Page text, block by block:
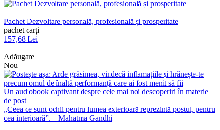
Pachet Dezvoltare personală, profesională și prosperitate
pachet carți
157,68 Lei
Adăugare
Nou
Un audiobook captivant despre cele mai noi descoperiri în materie
de post
„Ceea ce sunt ochii pentru lumea exterioară reprezintă postul, pentru
cea interioară”. – Mahatma Gandhi